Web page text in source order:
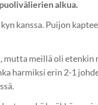
alkua.
kanssa. Puijon
mutta meillä oli etenkin
harmiksi erin 2-1